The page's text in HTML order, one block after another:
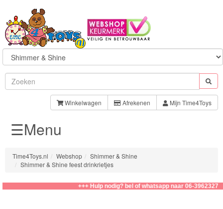
Winkelwagen Afrekenen Mijn Time4Toys
Sylvanian
Families
Aquabeads
Baby
Born
Baby
☰Menu
Time4Toys.nl Webshop
Shimmer & Shine
Shimmer & Shine feest drinkrietjes
+++ Hulp nodig? bel of whatsapp naar 06-39623276